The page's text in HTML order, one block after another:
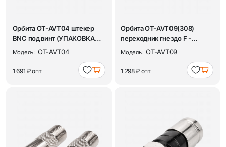
Орбита OT-AVT04 штекер
BNC под винт (УПАКОВКА
50шт)
Модель: OT-AVT04
1 691 ₽опт
Орбита OT-AVT09(308)
переходник гнездо F -
гнездо антен. (УП...
Модель: OT-AVT09
1 298 ₽ опт